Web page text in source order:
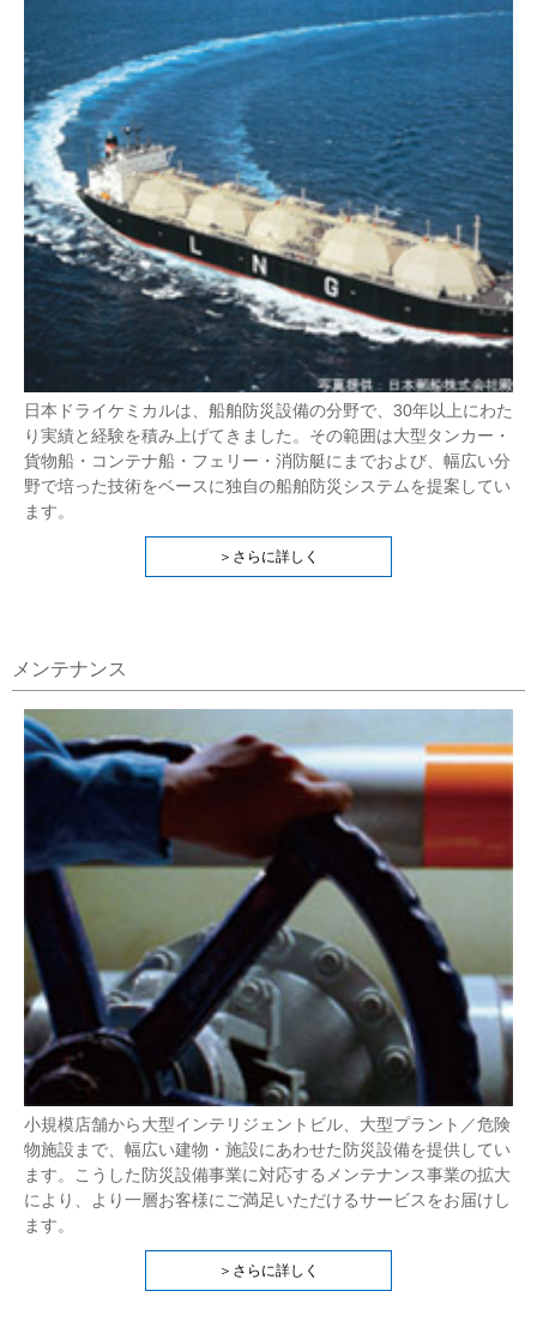
日本ドライケミカルは、船舶防災設備の分野で、30年以上にわた
り実績と経験を積み上げてきました。その範囲は大型タンカー・
貨物船・コンテナ船・フェリー・消防艇にまでおよび、幅広い分
野で培った技術をベースに独自の船舶防災システムを提案してい
ます。
＞さらに詳しく
メンテナンス
小規模店舗から大型インテリジェントビル、大型プラント／危険
物施設まで、幅広い建物・施設にあわせた防災設備を提供してい
ます。こうした防災設備事業に対応するメンテナンス事業の拡大
により、より一層お客様にご満足いただけるサービスをお届けし
ます。
＞さらに詳しく